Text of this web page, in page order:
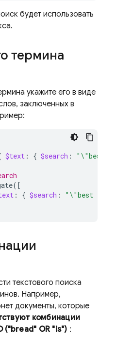
будет использовать
термина
укажите его в виде
заключенных в
$text : { $search : "\"best
([
: { $search :
"\"best
текстового поиска
Например,
документы, которые
комбинации
("bread" OR "is") :